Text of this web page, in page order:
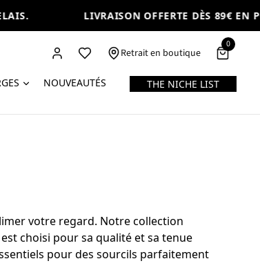
LIVRAISON OFFERTE DÈS 89€ EN
Retrait en boutique
0
NOUVEAUTÉS
THE NICHE LIST
votre regard. Notre collection
choisi pour sa qualité et sa tenue
pour des sourcils parfaitement